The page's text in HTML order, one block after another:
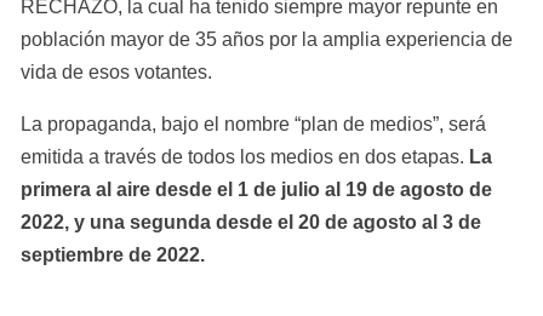
RECHAZO, la cual ha tenido siempre mayor repunte en
población mayor de 35 años por la amplia experiencia de
vida de esos votantes.
La propaganda, bajo el nombre “plan de medios”, será
emitida a través de todos los medios en dos etapas. La
primera al aire desde el 1 de julio al 19 de agosto de
2022, y una segunda desde el 20 de agosto al 3 de
septiembre de 2022.